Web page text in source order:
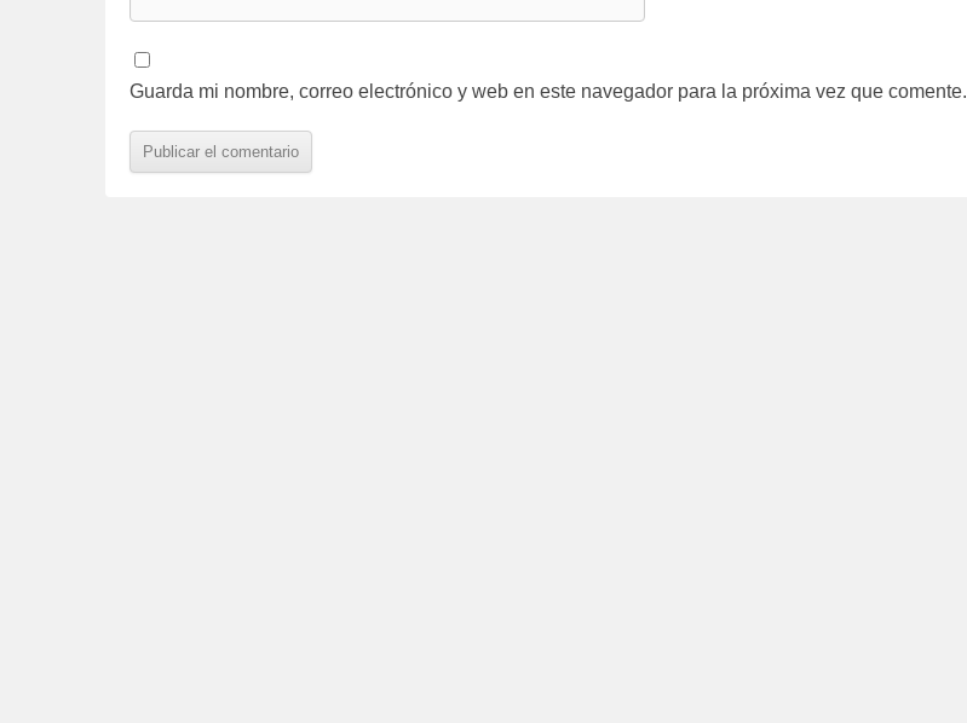
Guarda mi nombre, correo electrónico y web en este navegador para la próxima vez que comente.